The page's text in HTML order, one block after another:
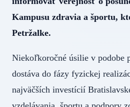
Kampusu zdravia a športu,
Petržalke.
Niekoľkoročné úsilie v podobe
dostáva do fázy fyzickej
najväčších investícií